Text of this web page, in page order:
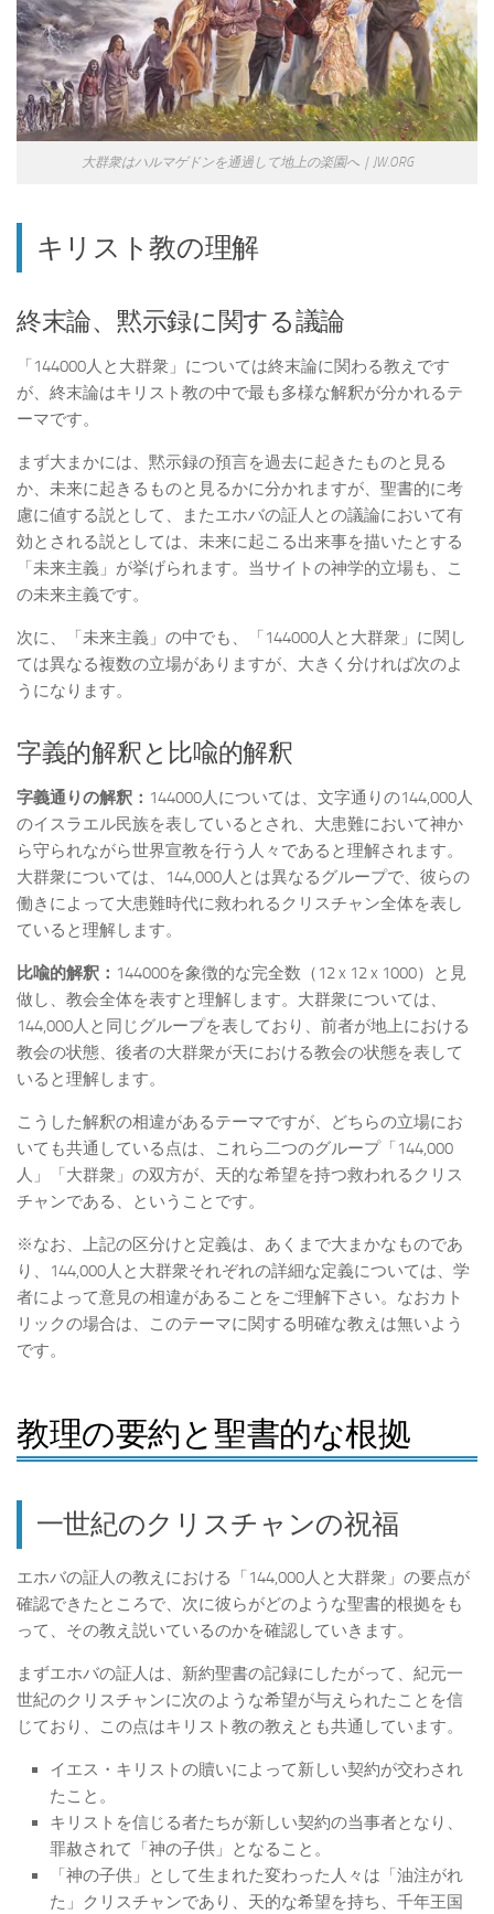
大群衆はハルマゲドンを通過して地上の楽園へ｜JW.ORG
キリスト教の理解
終末論、黙示録に関する議論
「144000人と大群衆」については終末論に関わる教えです
が、終末論はキリスト教の中で最も多様な解釈が分かれるテ
ーマです。
まず大まかには、黙示録の預言を過去に起きたものと見る
か、未来に起きるものと見るかに分かれますが、聖書的に考
慮に値する説として、またエホバの証人との議論において有
効とされる説としては、未来に起こる出来事を描いたとする
「未来主義」が挙げられます。当サイトの神学的立場も、こ
の未来主義です。
次に、「未来主義」の中でも、「144000人と大群衆」に関し
ては異なる複数の立場がありますが、大きく分ければ次のよ
うになります。
字義的解釈と比喩的解釈
字義通りの解釈： 144000人については、文字通りの144,000人
のイスラエル民族を表しているとされ、大患難において神か
ら守られながら世界宣教を行う人々であると理解されます。
大群衆については、144,000人とは異なるグループで、彼らの
働きによって大患難時代に救われるクリスチャン全体を表し
ていると理解します。
比喩的解釈： 144000を象徴的な完全数（12 x 12 x 1000）と見
做し、教会全体を表すと理解します。大群衆については、
144,000人と同じグループを表しており、前者が地上における
教会の状態、後者の大群衆が天における教会の状態を表して
いると理解します。
こうした解釈の相違があるテーマですが、どちらの立場にお
いても共通している点は、これら二つのグループ「144,000
人」「大群衆」の双方が、天的な希望を持つ救われるクリス
チャンである、ということです。
※なお、上記の区分けと定義は、あくまで大まかなものであ
り、144,000人と大群衆それぞれの詳細な定義については、学
者によって意見の相違があることをご理解下さい。なおカト
リックの場合は、このテーマに関する明確な教えは無いよう
です。
教理の要約と聖書的な根拠
一世紀のクリスチャンの祝福
エホバの証人の教えにおける「144,000人と大群衆」の要点が
確認できたところで、次に彼らがどのような聖書的根拠をも
って、その教え説いているのかを確認していきます。
まずエホバの証人は、新約聖書の記録にしたがって、紀元一
世紀のクリスチャンに次のような希望が与えられたことを信
じており、この点はキリスト教の教えとも共通しています。
イエス・キリストの贖いによって新しい契約が交わされ
たこと。
キリストを信じる者たちが新しい契約の当事者となり、
罪赦されて「神の子供」となること。
「神の子供」として生まれた変わった人々は「油注がれ
た」クリスチャンであり、天的な希望を持ち、千年王国